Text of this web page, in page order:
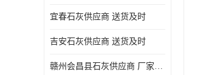
宜春石灰供应商 送货及时
吉安石灰供应商 送货及时
赣州会昌县石灰供应商 厂家供应